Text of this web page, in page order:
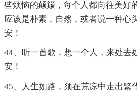
些烦恼的颠簸，每个人都向往美好
应该是朴素，自然，或者说一种心
安！
44、听一首歌，想一个人，来处去
安！
45、人生如路，须在荒凉中走出繁